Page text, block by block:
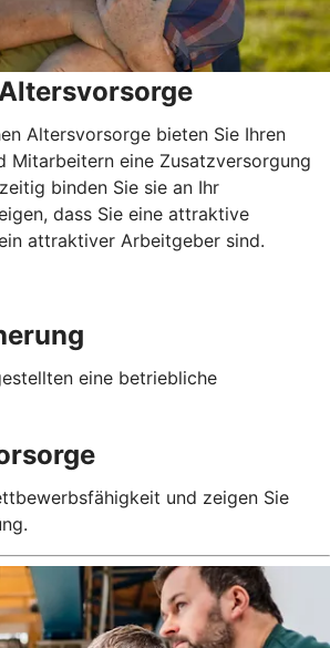
Altersvorsorge bieten Sie Ihren
Mitarbeitern eine Zusatzversorgung
binden Sie sie an Ihr
dass Sie eine attraktive
attraktiver Arbeitgeber sind.
eine betriebliche
und zeigen Sie